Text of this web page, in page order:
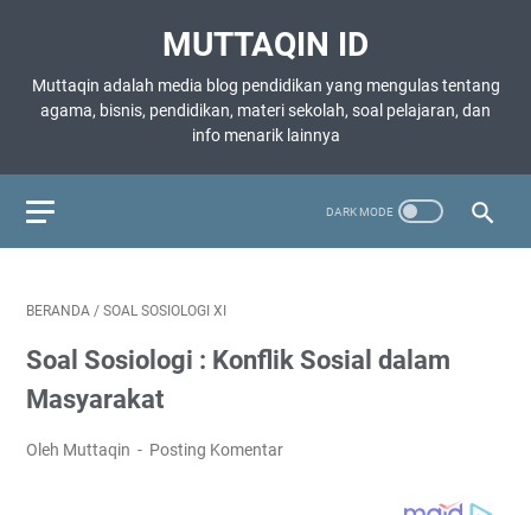
MUTTAQIN ID
Muttaqin adalah media blog pendidikan yang mengulas tentang
agama, bisnis, pendidikan, materi sekolah, soal pelajaran, dan
info menarik lainnya
BERANDA / SOAL SOSIOLOGI XI
Soal Sosiologi : Konflik Sosial dalam
Masyarakat
Oleh Muttaqin Posting Komentar